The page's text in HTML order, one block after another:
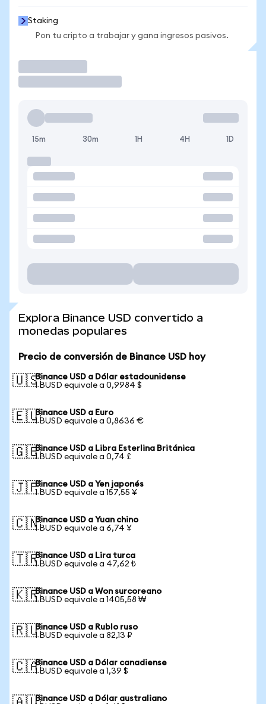
Staking
Pon tu cripto a trabajar y gana ingresos pasivos.
15m 30m 1H 4H 1D
Explora Binance USD convertido a
monedas populares
Precio de conversión de Binance USD hoy
🇺🇸Binance USD a Dólar estadounidense
1 BUSD equivale a 0,9984 $
🇪🇺Binance USD a Euro
1 BUSD equivale a 0,8636 €
🇬🇧Binance USD a Libra Esterlina Británica
1 BUSD equivale a 0,74 £
🇯🇵Binance USD a Yen japonés
1 BUSD equivale a 157,55 ¥
🇨🇳Binance USD a Yuan chino
1 BUSD equivale a 6,74 ¥
🇹🇷Binance USD a Lira turca
1 BUSD equivale a 47,62 ₺
🇰🇷Binance USD a Won surcoreano
1 BUSD equivale a 1405,58 ₩
🇷🇺Binance USD a Rublo ruso
1 BUSD equivale a 82,13 ₽
🇨🇦Binance USD a Dólar canadiense
1 BUSD equivale a 1,39 $
Binance USD a Dólar australiano